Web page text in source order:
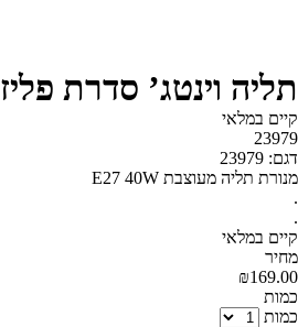
תליה וינטג’ סדרת פליז
קיים במלאי‬
23979
דגם: 23979
מנורת תליה מעוצבת E27 40W
.
.
קיים במלאי
‫מחיר‬
₪169.00
‫כמות‬
כמות